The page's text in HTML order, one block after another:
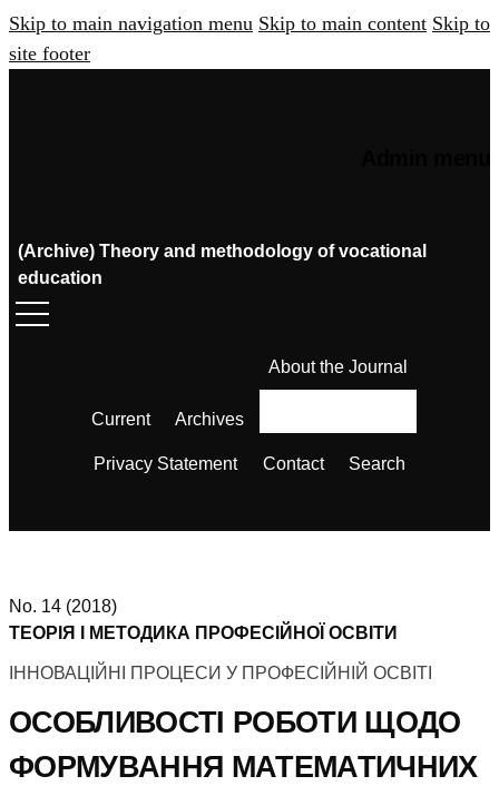
Skip to main navigation menu Skip to main content Skip to
site footer
(Archive) Theory and methodology of vocational
education
Current Archives
About the Journal
Privacy Statement Contact Search
No. 14 (2018)
ТЕОРІЯ І МЕТОДИКА ПРОФЕСІЙНОЇ ОСВІТИ
ІННОВАЦІЙНІ ПРОЦЕСИ У ПРОФЕСІЙНІЙ ОСВІТІ
ОСОБЛИВОСТІ РОБОТИ ЩОДО
ФОРМУВАННЯ МАТЕМАТИЧНИХ